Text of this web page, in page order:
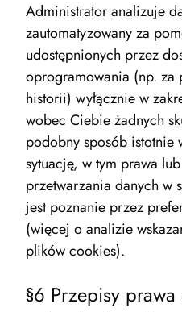
Administrator analizuje
zautomatyzowany za
udostępnionych przez
oprogramowania (np. za
historii) wyłącznie w
wobec Ciebie żadnych
podobny sposób istotnie
sytuację, w tym prawa
przetwarzania danych w
jest poznanie przez
(więcej o analizie
plików cookies).
§6 Przepisy